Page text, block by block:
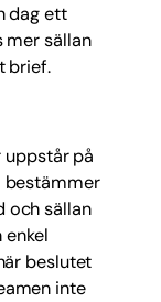
dag ett
mer sällan
brief.
på
bestämmer
och sällan
beslutet
inte